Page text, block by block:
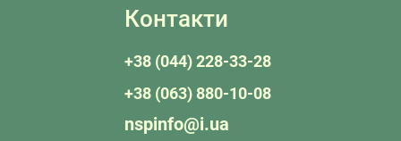
Контакти
+38 (044) 228-33-28
+38 (063) 880-10-08
nspinfo@i.ua